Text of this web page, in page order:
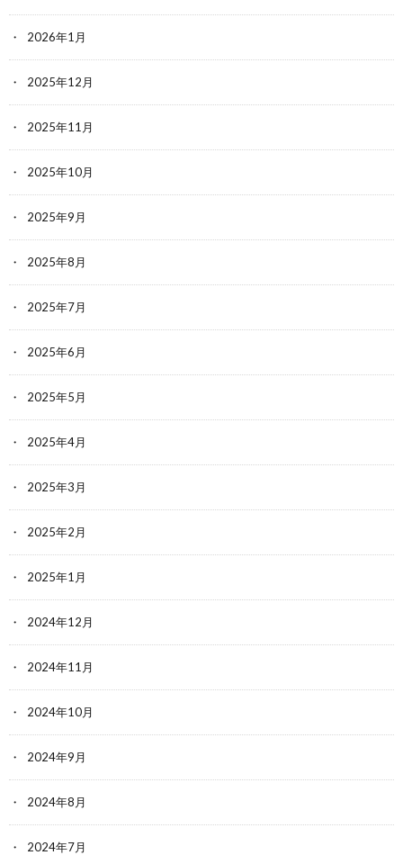
2026年1月
2025年12月
2025年11月
2025年10月
2025年9月
2025年8月
2025年7月
2025年6月
2025年5月
2025年4月
2025年3月
2025年2月
2025年1月
2024年12月
2024年11月
2024年10月
2024年9月
2024年8月
2024年7月